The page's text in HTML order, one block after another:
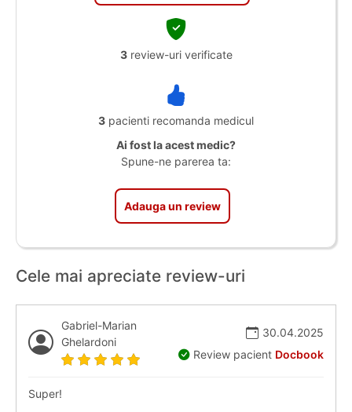
3review-uri verificate
3 pacienti recomanda medicul
Ai fost la acest medic?
Spune-ne parerea ta:
Adauga un review
Cele mai apreciate review-uri
Gabriel-Marian
Ghelardoni
30.04.2025
Review pacient Docbook
Super!